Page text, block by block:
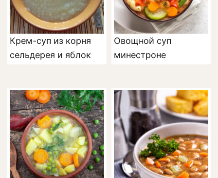
Крем-суп из корня
сельдерея и яблок
Овощной суп
минестроне